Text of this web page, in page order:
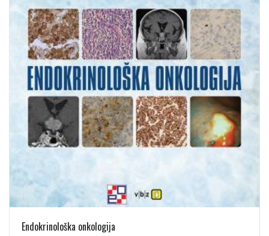
Endokrinološka onkologija